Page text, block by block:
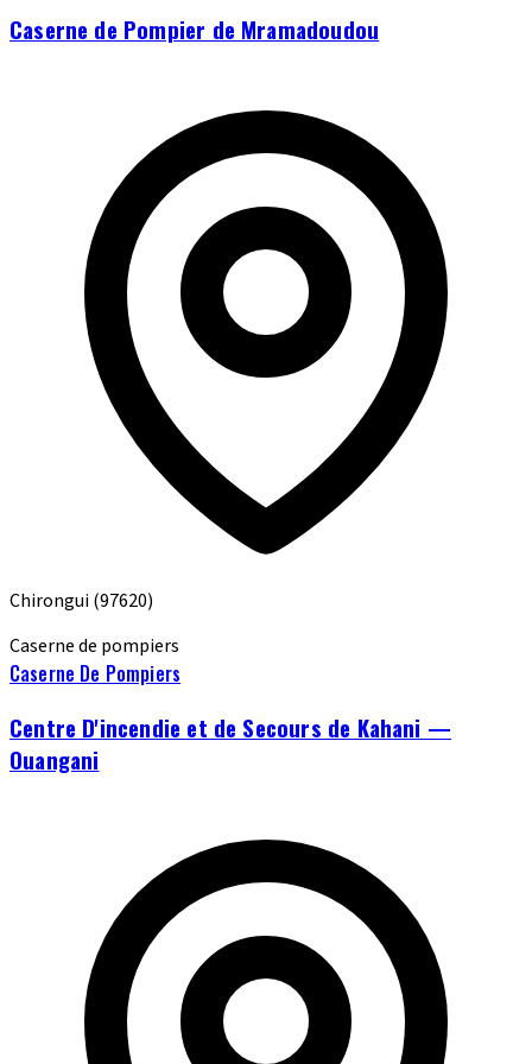
Caserne de Pompier de Mramadoudou
Chirongui(97620)
Caserne de pompiers
Caserne De Pompiers
Centre D'incendie et de Secours de Kahani —
Ouangani